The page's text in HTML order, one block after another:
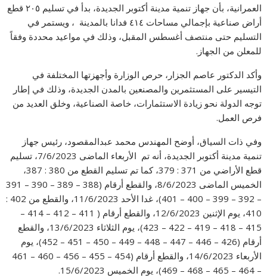
العمرانية، بأن جهاز تنمية مدينة أكتوبر الجديدة، بدأ في تسليم ٢٠٥ قطع
أراض صناعية بإجمالي مساحات ٤١٤ فدانا بالمدينة ، ويستمر في
التسليم حتى منتصف أغسطس المقبل، وذلك في مواعيد محددة وفقاً
للمعلن من الجهاز.
وأكد الدكتور عاصم الجزار، حرص الوزارة وأجهزتها المختلفة في
التيسير على المستثمرين والمصنعين بالمدن الجديدة، وذلك في إطار
توجه الدولة نحو زيادة الاستثمارات، خاصة الصناعية، وخلق العديد من
فرص العمل.
وفي ذات السياق، أوضح المهندس محمد عبدالمقصود، رئيس جهاز
تنمية مدينة أكتوبر الجديدة، أنه تم الأربعاء الماضى 7/6/2023، تسليم
قطع الأراضي من 371 : 379، كما تم تسليم القطع من 380 : 387،
الخميس الماضى 8/6/2023، والقطع أرقام (388 – 389 – 390 – 391
– 392 – 399 – 400 – 401)، غدا الأحد 11/6/2023، والقطع من 402 :
410، يوم الإثنين 12/6/2023، والقطع أرقام ( 411 – 412 – 414 –
415 – 418 – 419 – 422 – 423)، يوم الثلاثاء 13/6/2023، والقطع
أرقام (426 – 446 – 447 – 448 – 449 – 450 – 451 – 452)، يوم
الأربعاء 14/6/2023، والقطع أرقام (454 – 455 – 456 – 460 – 461
– 464 – 465 – 468 – 469)، يوم الخميس 15/6/2023.